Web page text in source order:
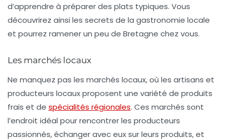
d’apprendre à préparer des plats typiques. Vous
découvrirez ainsi les secrets de la gastronomie locale
et pourrez ramener un peu de Bretagne chez vous.
Les marchés locaux
Ne manquez pas les marchés locaux, où les artisans et
producteurs locaux proposent une variété de produits
frais et de spécialités régionales. Ces marchés sont
l’endroit idéal pour rencontrer les producteurs
passionnés, échanger avec eux sur leurs produits, et